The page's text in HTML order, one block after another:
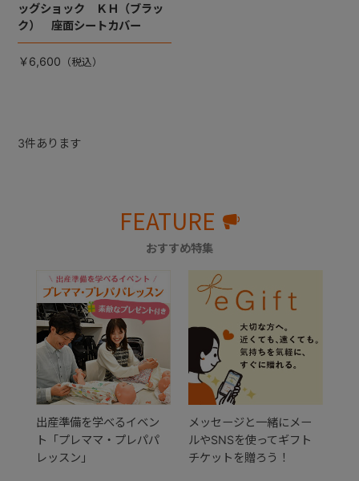
ッグショック ＫＨ（ブラッ
ク） 座面シートカバー
￥6,600
3件あります
FEATURE
おすすめ特集
出産準備を学べるイベン
ト「プレママ・プレパパ
レッスン」
メッセージと一緒にメー
ルやSNSを使ってギフト
チケットを贈ろう！